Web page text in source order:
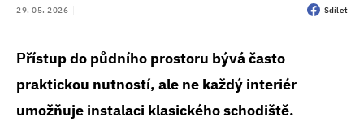
29. 05. 2026 Sdílet
Přístup do půdního prostoru bývá často
praktickou nutností, ale ne každý interiér
umožňuje instalaci klasického schodiště.